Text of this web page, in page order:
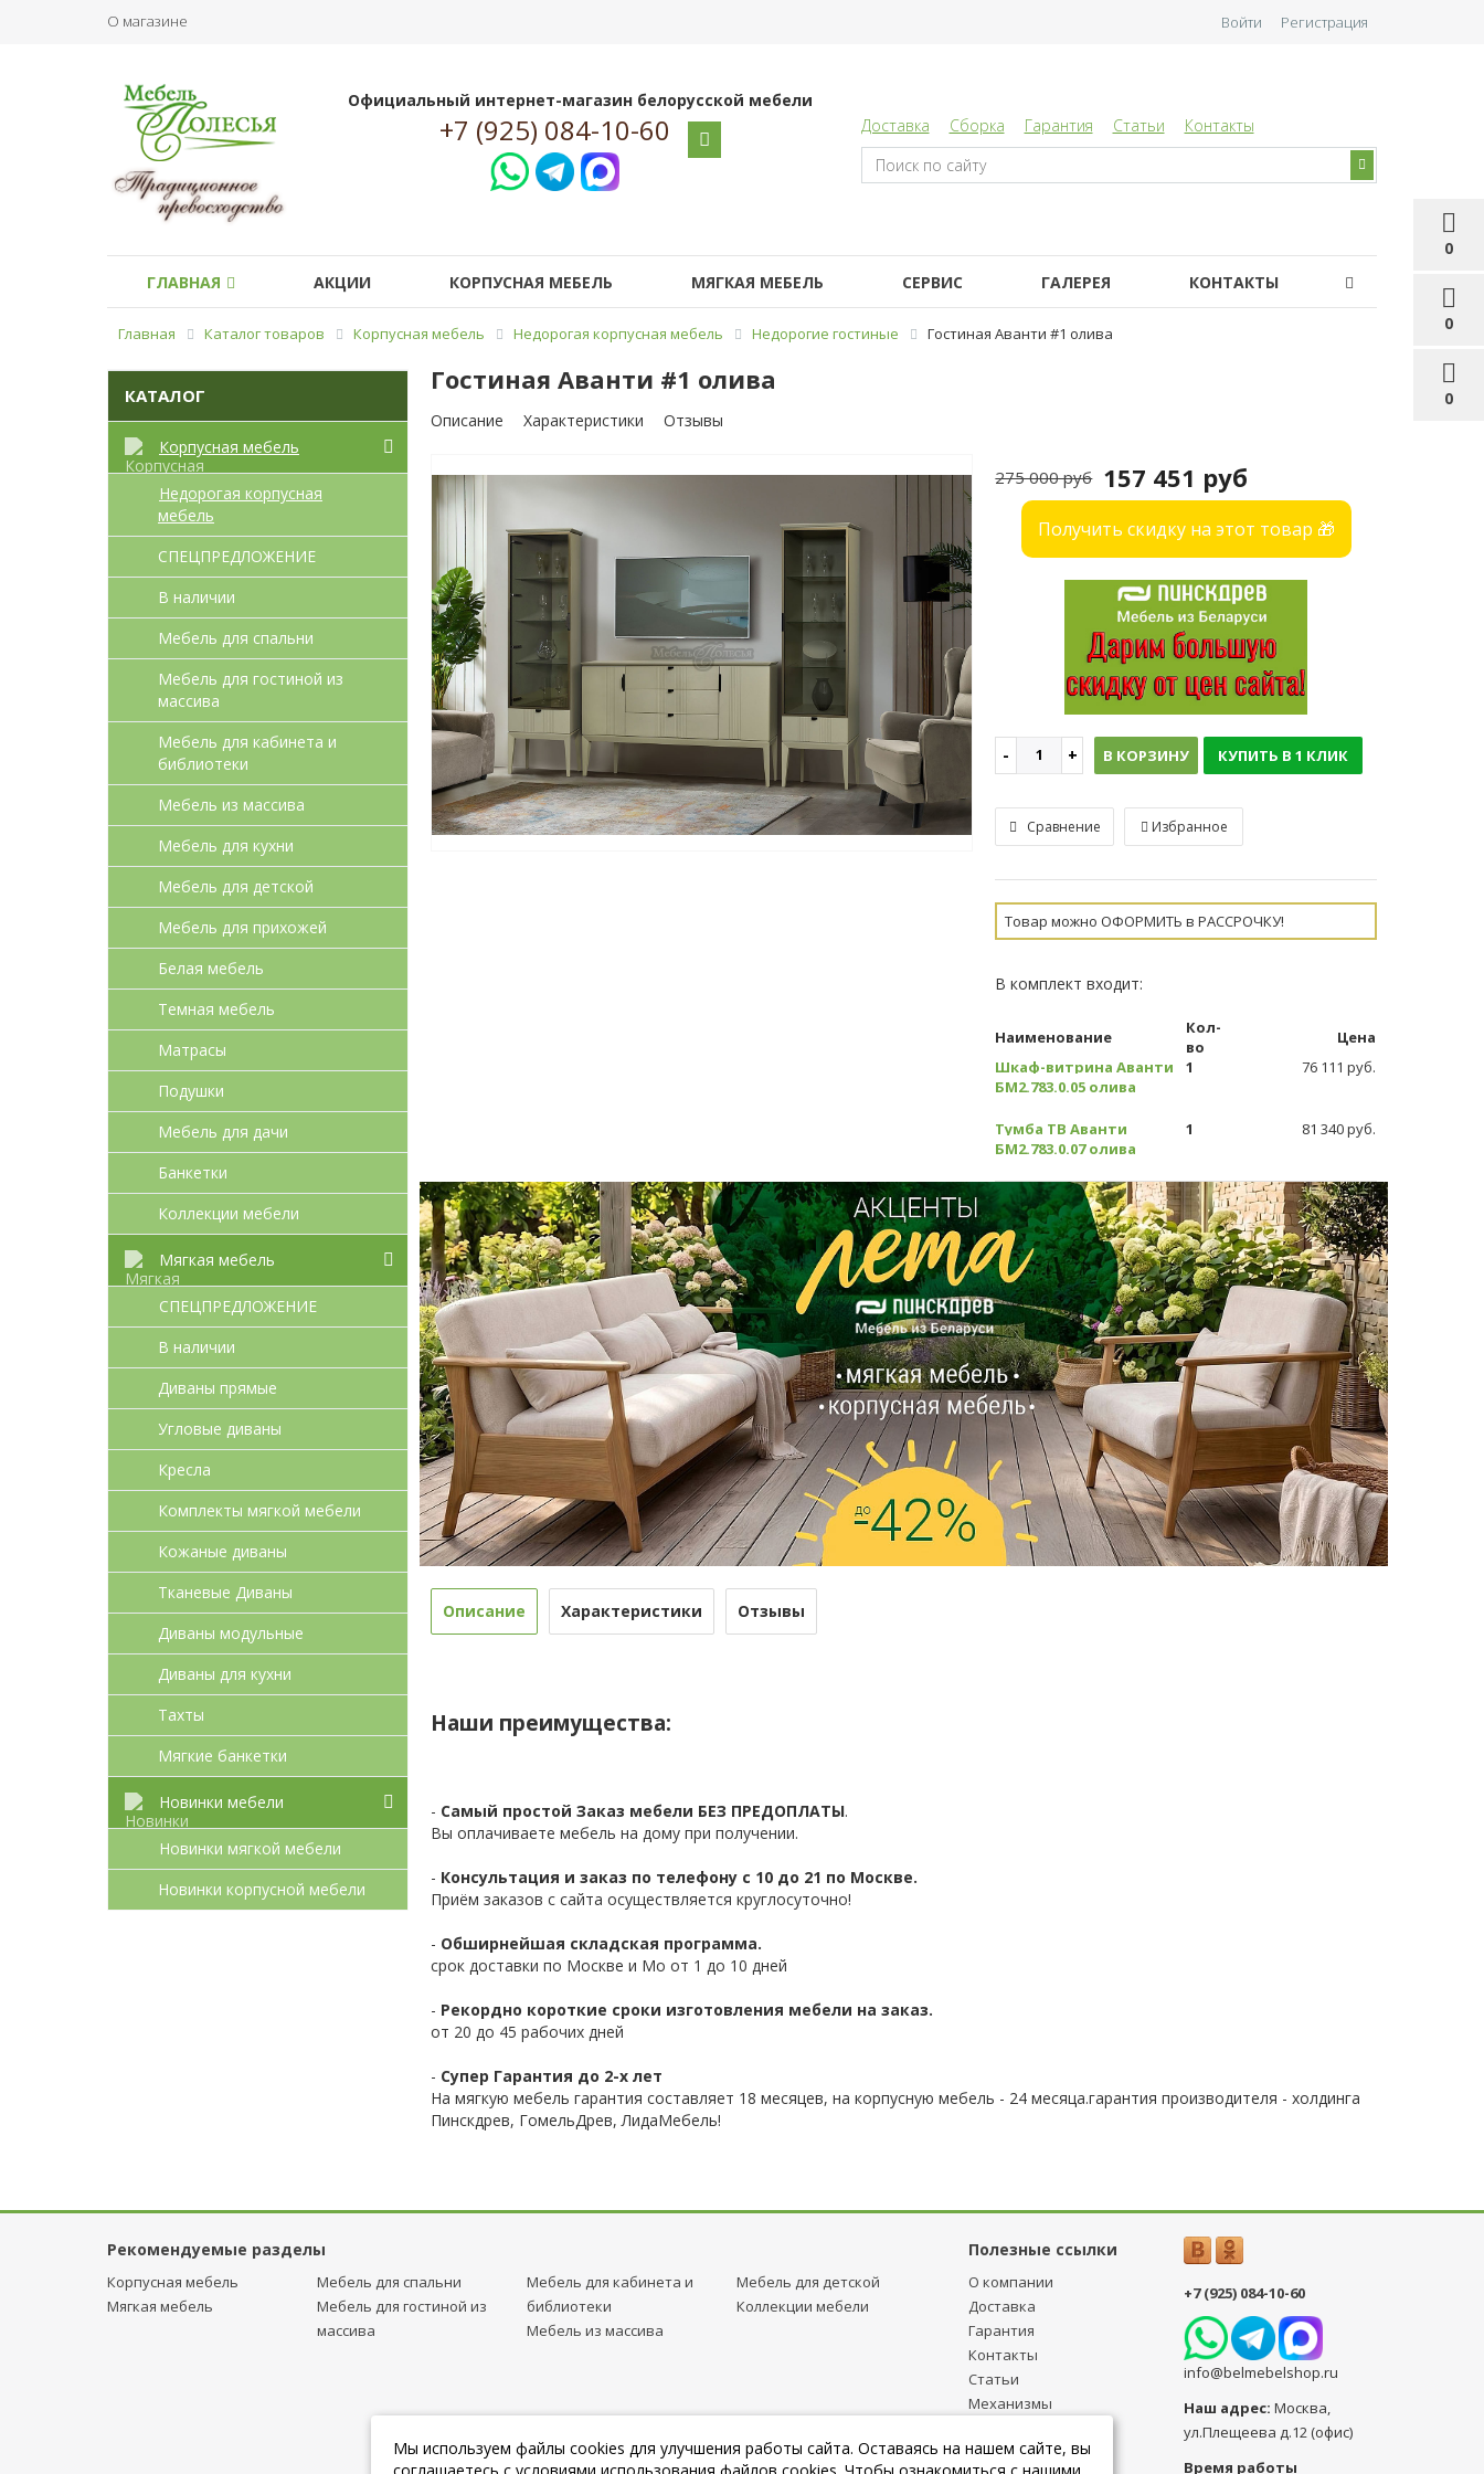
О магазине
0
0
0
Войти Регистрация
Официальный интернет-магазин белорусской мебели
+7 (925) 084-10-60 Доставка Сборка Гарантия Статьи Контакты
ГЛАВНАЯ АКЦИИ КОРПУСНАЯ МЕБЕЛЬ МЯГКАЯ МЕБЕЛЬ СЕРВИС ГАЛЕРЕЯ КОНТАКТЫ
Главная Каталог товаров Корпусная мебель Недорогая корпусная мебель Недорогие гостиные Гостиная Аванти #1 олива
КАТАЛОГ
Корпусная мебель
Недорогая корпусная
мебель
СПЕЦПРЕДЛОЖЕНИЕ
В наличии
Мебель для спальни
Мебель для гостиной из
массива
Мебель для кабинета и
библиотеки
Мебель из массива
Мебель для кухни
Мебель для детcкой
Мебель для прихожей
Белая мебель
Темная мебель
Матрасы
Подушки
Мебель для дачи
Банкетки
Коллекции мебели
Мягкая мебель
СПЕЦПРЕДЛОЖЕНИЕ
В наличии
Диваны прямые
Угловые диваны
Кресла
Комплекты мягкой мебели
Кожаные диваны
Тканевые Диваны
Диваны модульные
Диваны для кухни
Тахты
Мягкие банкетки
Новинки мебели
Новинки мягкой мебели
Новинки корпусной мебели
Гостиная Аванти #1 олива
Описание Характеристики Отзывы
157 451 руб
275 000 руб
Получить скидку на этот товар 🎁
В КОРЗИНУ КУПИТЬ В 1 КЛИК
Сравнение Избранное
Товар можно ОФОРМИТЬ в РАССРОЧКУ!
В комплект входит:
Наименование
Кол-
во
Цена
Шкаф-витрина Аванти
БМ2.783.0.05 олива
1 76 111 руб.
Тумба ТВ Аванти
БМ2.783.0.07 олива
1 81 340 руб.
Описание Характеристики Отзывы
Наши преимущества:
- Самый простой Заказ мебели БЕЗ ПРЕДОПЛАТЫ.
Вы оплачиваете мебель на дому при получении.
- Консультация и заказ по телефону с 10 до 21 по Москве.
Приём заказов с сайта осуществляется круглосуточно!
- Обширнейшая складская программа.
срок доставки по Москве и Мо от 1 до 10 дней
- Рекордно короткие сроки изготовления мебели на заказ.
от 20 до 45 рабочих дней
- Супер Гарантия до 2-х лет
На мягкую мебель гарантия составляет 18 месяцев, на корпусную мебель - 24 месяца.гарантия производителя - холдинга
Пинскдрев, ГомельДрев, ЛидаМебель!
Рекомендуемые разделы Полезные ссылки
Корпусная мебель
Мягкая мебель
Мебель для спальни
Мебель для гостиной из
массива
Мебель для кабинета и
библиотеки
Мебель из массива
Мебель для детcкой
Коллекции мебели
О компании
Доставка
Гарантия
Контакты
Статьи
Механизмы
Публичная оферта
+7 (925) 084-10-60
info@belmebelshop.ru
Наш адрес: Москва,
ул.Плещеева д.12 (офис)
Время работы
Мы используем файлы cookies для улучшения работы сайта. Оставаясь на нашем сайте, вы